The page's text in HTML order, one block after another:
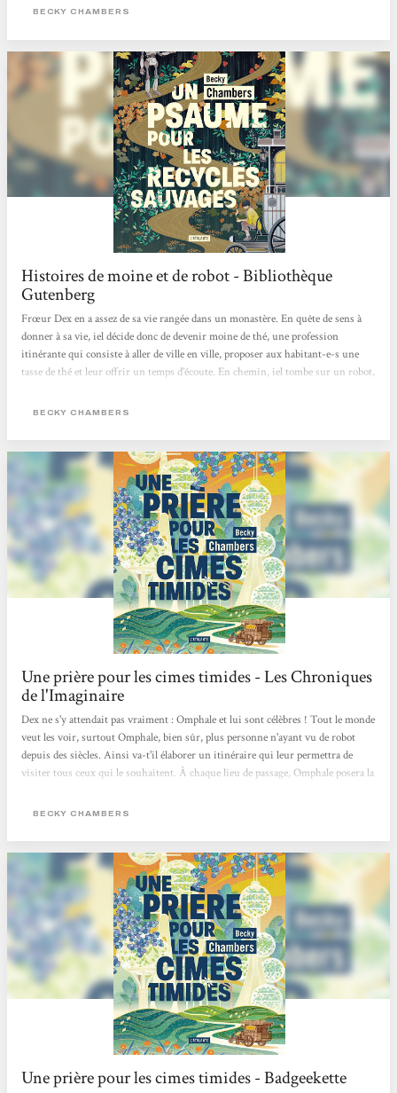
monde à son ami, tout comme Omphale s'était fait guide dans la forêt dans Un
BECKY CHAMBERS
Histoires de moine et de robot - Bibliothèque
Gutenberg
Frœur Dex en a assez de sa vie rangée dans un monastère. En quête de sens à
donner à sa vie, iel décide donc de devenir moine de thé, une profession
itinérante qui consiste à aller de ville en ville, proposer aux habitant-e-s une
tasse de thé et leur offrir un temps d’écoute. En chemin, iel tombe sur un robot,
son espèce est partie vivre dans la nature. Celui-ci vient avec une question à
Commence...
BECKY CHAMBERS
Une prière pour les cimes timides - Les Chroniques
de l'Imaginaire
Dex ne s'y attendait pas vraiment : Omphale et lui sont célèbres ! Tout le monde
veut les voir, surtout Omphale, bien sûr, plus personne n'ayant vu de robot
depuis des siècles. Ainsi va-t'il élaborer un itinéraire qui leur permettra de
visiter tous ceux qui le souhaitent. À chaque lieu de passage, Omphale posera la
toujours bienvenus en ce qu'ils permettront d'explorer d'autres aspects du
aventures du couple de personnages constitué à la fin d'Un psaume pour...
BECKY CHAMBERS
Une prière pour les cimes timides - Badgeekette